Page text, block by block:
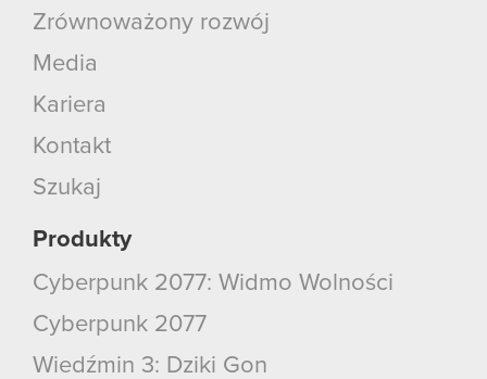
Zrównoważony rozwój
Media
Kariera
Kontakt
Szukaj
Produkty
Cyberpunk 2077: Widmo Wolności
Cyberpunk 2077
Wiedźmin 3: Dziki Gon